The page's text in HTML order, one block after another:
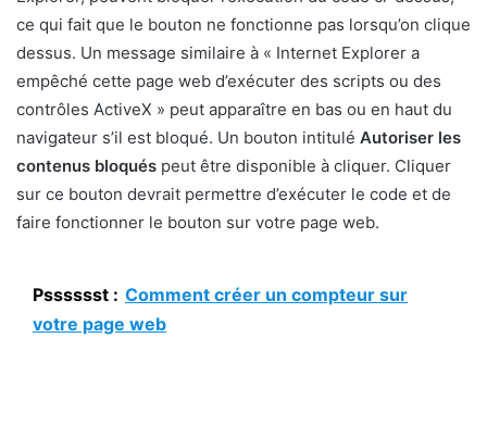
ce qui fait que le bouton ne fonctionne pas lorsqu’on clique
dessus. Un message similaire à « Internet Explorer a
empêché cette page web d’exécuter des scripts ou des
contrôles ActiveX » peut apparaître en bas ou en haut du
navigateur s’il est bloqué. Un bouton intitulé Autoriser les
contenus bloqués peut être disponible à cliquer. Cliquer
sur ce bouton devrait permettre d’exécuter le code et de
faire fonctionner le bouton sur votre page web.
Psssssst : Comment créer un compteur sur
votre page web